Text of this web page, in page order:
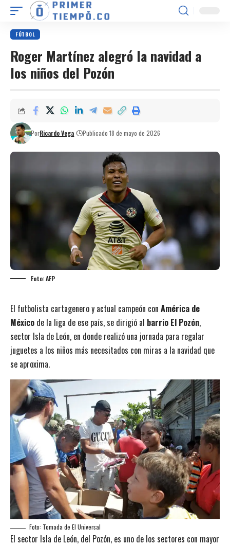
FÚTBOL
Roger Martínez alegró la navidad a
los niños del Pozón
PorRicardo Vega Publicado 18 de mayo de 2026
Foto: AFP
El futbolista cartagenero y actual campeón con América de
México de la liga de ese país, se dirigió al barrio El Pozón,
sector Isla de León, en donde realizó una jornada para regalar
juguetes a los niños más necesitados con miras a la navidad que
se aproxima.
Foto: Tomada de El Universal
El sector Isla de León, del Pozón, es uno de los sectores con mayor